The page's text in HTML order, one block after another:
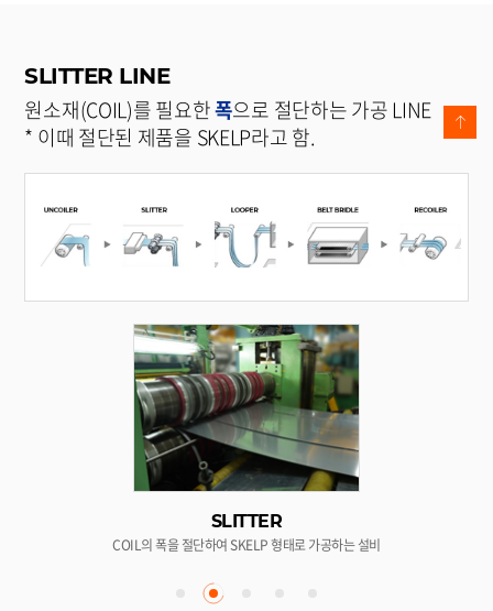
SLITTER LINE
원소재(COIL)를 필요한폭으로 절단하는 가공 LINE
* 이때 절단된 제품을 SKELP라고 함.
SLITTER
COIL의 폭을 절단하여 SKELP 형태로 가공하는 설비